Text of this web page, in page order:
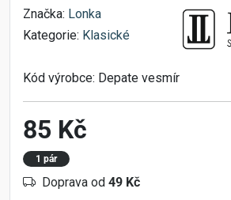
Značka: Lonka
Kategorie: Klasické
Kód výrobce: Depate vesmír
85 Kč
1 pár
Doprava od 49 Kč